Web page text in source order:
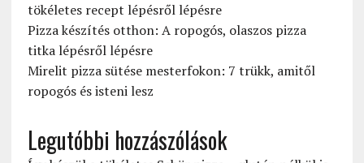
tökéletes recept lépésről lépésre
Pizza készítés otthon: A ropogós, olaszos pizza
titka lépésről lépésre
Mirelit pizza sütése mesterfokon: 7 trükk, amitől
ropogós és isteni lesz
Legutóbbi hozzászólások